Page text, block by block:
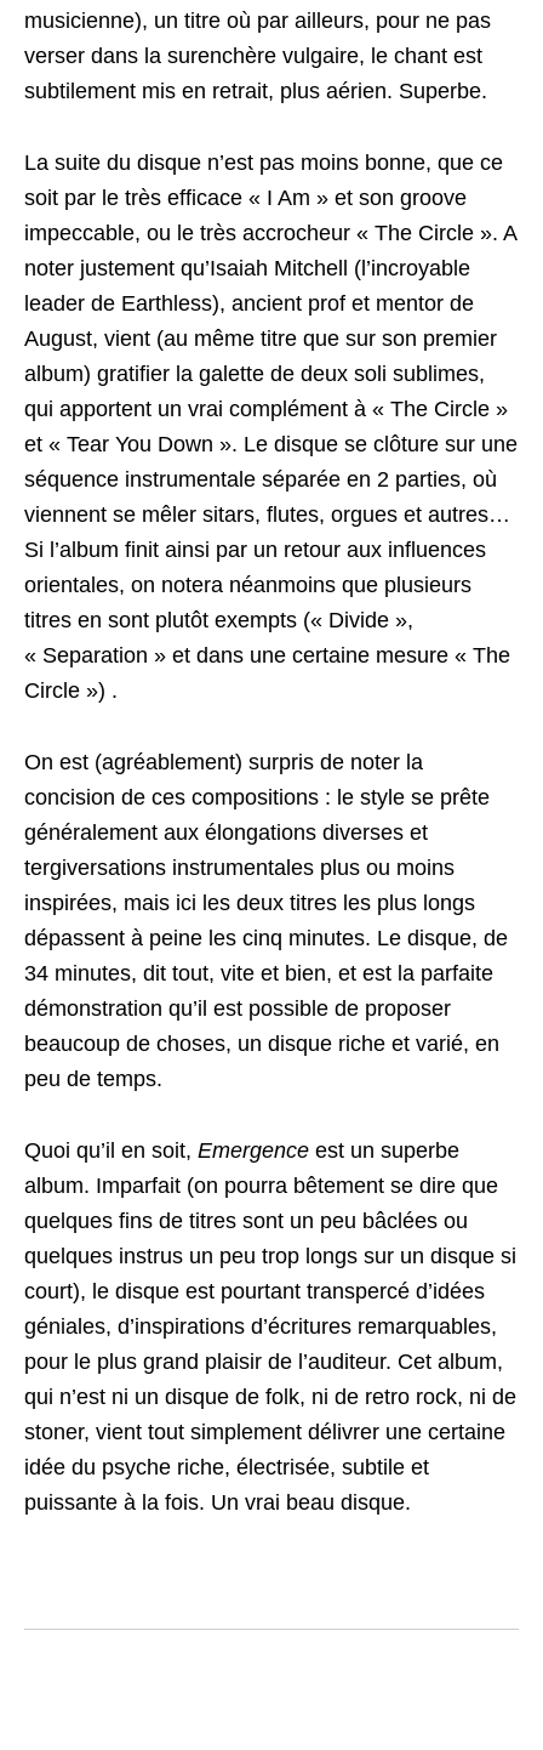
musicienne), un titre où par ailleurs, pour ne pas
verser dans la surenchère vulgaire, le chant est
subtilement mis en retrait, plus aérien. Superbe.
La suite du disque n’est pas moins bonne, que ce
soit par le très efficace « I Am » et son groove
impeccable, ou le très accrocheur « The Circle ». A
noter justement qu’Isaiah Mitchell (l’incroyable
leader de Earthless), ancient prof et mentor de
August, vient (au même titre que sur son premier
album) gratifier la galette de deux soli sublimes,
qui apportent un vrai complément à « The Circle »
et « Tear You Down ». Le disque se clôture sur une
séquence instrumentale séparée en 2 parties, où
viennent se mêler sitars, flutes, orgues et autres…
Si l’album finit ainsi par un retour aux influences
orientales, on notera néanmoins que plusieurs
titres en sont plutôt exempts (« Divide »,
« Separation » et dans une certaine mesure « The
Circle ») .
On est (agréablement) surpris de noter la
concision de ces compositions : le style se prête
généralement aux élongations diverses et
tergiversations instrumentales plus ou moins
inspirées, mais ici les deux titres les plus longs
dépassent à peine les cinq minutes. Le disque, de
34 minutes, dit tout, vite et bien, et est la parfaite
démonstration qu’il est possible de proposer
beaucoup de choses, un disque riche et varié, en
peu de temps.
Quoi qu’il en soit, Emergence est un superbe
album. Imparfait (on pourra bêtement se dire que
quelques fins de titres sont un peu bâclées ou
quelques instrus un peu trop longs sur un disque si
court), le disque est pourtant transpercé d’idées
géniales, d’inspirations d’écritures remarquables,
pour le plus grand plaisir de l’auditeur. Cet album,
qui n’est ni un disque de folk, ni de retro rock, ni de
stoner, vient tout simplement délivrer une certaine
idée du psyche riche, électrisée, subtile et
puissante à la fois. Un vrai beau disque.